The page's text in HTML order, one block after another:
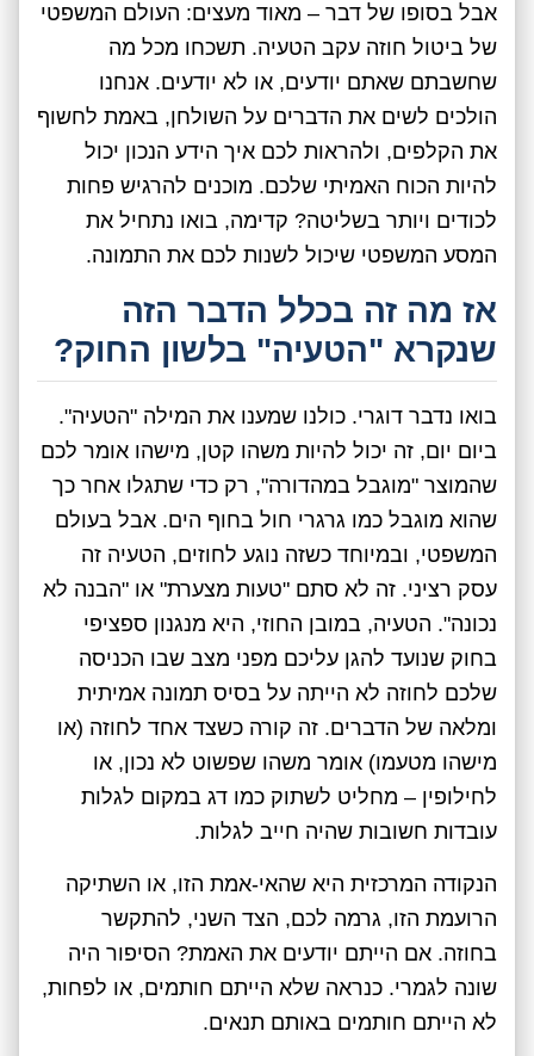
אבל בסופו של דבר – מאוד מעצים: העולם המשפטי
של ביטול חוזה עקב הטעיה. תשכחו מכל מה
שחשבתם שאתם יודעים, או לא יודעים. אנחנו
הולכים לשים את הדברים על השולחן, באמת לחשוף
את הקלפים, ולהראות לכם איך הידע הנכון יכול
להיות הכוח האמיתי שלכם. מוכנים להרגיש פחות
לכודים ויותר בשליטה? קדימה, בואו נתחיל את
המסע המשפטי שיכול לשנות לכם את התמונה.
אז מה זה בכלל הדבר הזה
שנקרא "הטעיה" בלשון החוק?
בואו נדבר דוגרי. כולנו שמענו את המילה "הטעיה".
ביום יום, זה יכול להיות משהו קטן, מישהו אומר לכם
שהמוצר "מוגבל במהדורה", רק כדי שתגלו אחר כך
שהוא מוגבל כמו גרגרי חול בחוף הים. אבל בעולם
המשפטי, ובמיוחד כשזה נוגע לחוזים, הטעיה זה
עסק רציני. זה לא סתם "טעות מצערת" או "הבנה לא
נכונה". הטעיה, במובן החוזי, היא מנגנון ספציפי
בחוק שנועד להגן עליכם מפני מצב שבו הכניסה
שלכם לחוזה לא הייתה על בסיס תמונה אמיתית
ומלאה של הדברים. זה קורה כשצד אחד לחוזה (או
מישהו מטעמו) אומר משהו שפשוט לא נכון, או
לחילופין – מחליט לשתוק כמו דג במקום לגלות
עובדות חשובות שהיה חייב לגלות.
הנקודה המרכזית היא שהאי-אמת הזו, או השתיקה
הרועמת הזו, גרמה לכם, הצד השני, להתקשר
בחוזה. אם הייתם יודעים את האמת? הסיפור היה
שונה לגמרי. כנראה שלא הייתם חותמים, או לפחות,
לא הייתם חותמים באותם תנאים.